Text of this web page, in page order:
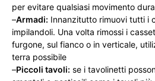
per evitare qualsiasi movimento
–Armadi: Innanzitutto rimuovi tutti i
impilandoli. Una volta rimossi i
furgone, sul fianco o in verticale,
terra possibile
–Piccoli tavoli: se i tavolinetti